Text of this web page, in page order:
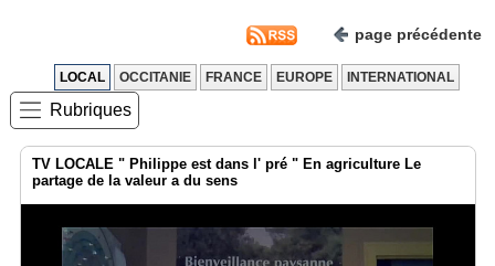
TvLocale
France
Accueil
page précédente
LOCAL OCCITANIE FRANCE EUROPE INTERNATIONAL
Rubriques
TV LOCALE " Philippe est dans l' pré " En agriculture Le
partage de la valeur a du sens